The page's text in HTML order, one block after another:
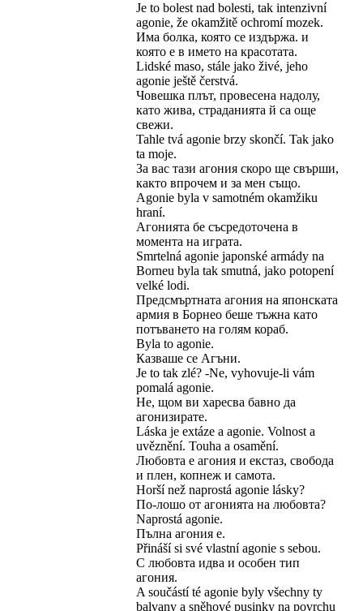
Je to bolest nad bolesti, tak intenzivní
agonie, že okamžitě ochromí mozek.
Има болка, която се издържа. и
която е в името на красотата.
Lidské maso, stále jako živé, jeho
agonie ještě čerstvá.
Човешка плът, провесена надолу,
като жива, страданията й са още
свежи.
Tahle tvá agonie brzy skončí. Tak jako
ta moje.
За вас тази агония скоро ще свърши,
както впрочем и за мен също.
Agonie byla v samotném okamžiku
hraní.
Агонията бе съсредоточена в
момента на играта.
Smrtelná agonie japonské armády na
Borneu byla tak smutná, jako potopení
velké lodi.
Предсмъртната агония на японската
армия в Борнео беше тъжна като
потъването на голям кораб.
Byla to agonie.
Казваше се Агъни.
Je to tak zlé? -Ne, vyhovuje-li vám
pomalá agonie.
Не, щом ви харесва бавно да
агонизирате.
Láska je extáze a agonie. Volnost a
uvěznění. Touha a osamění.
Любовта е агония и екстаз, свобода
и плен, копнеж и самота.
Horší než naprostá agonie lásky?
По-лошо от агонията на любовта?
Naprostá agonie.
Пълна агония е.
Přináší si své vlastní agonie s sebou.
С любовта идва и особен тип
агония.
A součástí té agonie byly všechny ty
balvany a sněhové pusinky na povrchu